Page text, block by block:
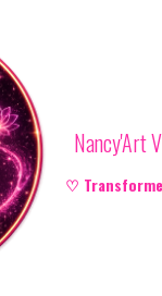
Nancy'Art
♡